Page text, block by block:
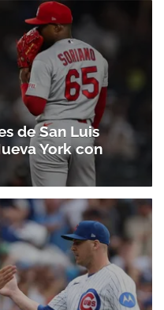
de San Luis
York con